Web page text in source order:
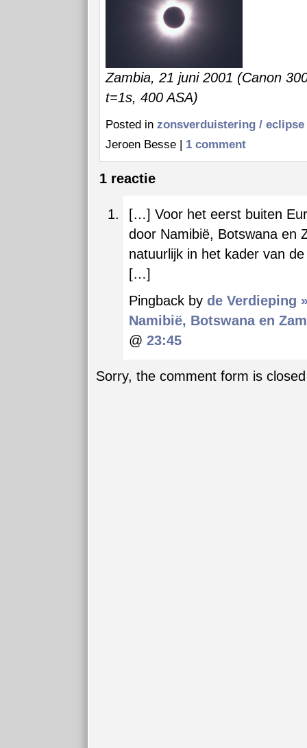
Zambia, 21 juni 2001 (Canon
t=1s, 400 ASA)
Posted in zonsverduistering / eclipse
Jeroen Besse | 1 comment
1 reactie
[…] Voor het eerst buiten
door Namibië, Botswana en
natuurlijk in het kader van
[…]
Pingback by de Verdieping
Namibië, Botswana en
@ 23:45
Sorry, the comment form is